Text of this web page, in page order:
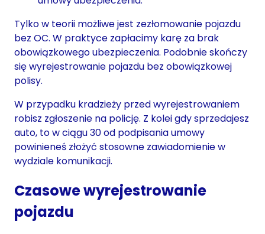
Tylko w teorii możliwe jest zezłomowanie pojazdu
bez OC. W praktyce zapłacimy karę za brak
obowiązkowego ubezpieczenia. Podobnie skończy
się wyrejestrowanie pojazdu bez obowiązkowej
polisy.
W przypadku kradzieży przed wyrejestrowaniem
robisz zgłoszenie na policję. Z kolei gdy sprzedajesz
auto, to w ciągu 30 od podpisania umowy
powinieneś złożyć stosowne zawiadomienie w
wydziale komunikacji.
Czasowe wyrejestrowanie
pojazdu